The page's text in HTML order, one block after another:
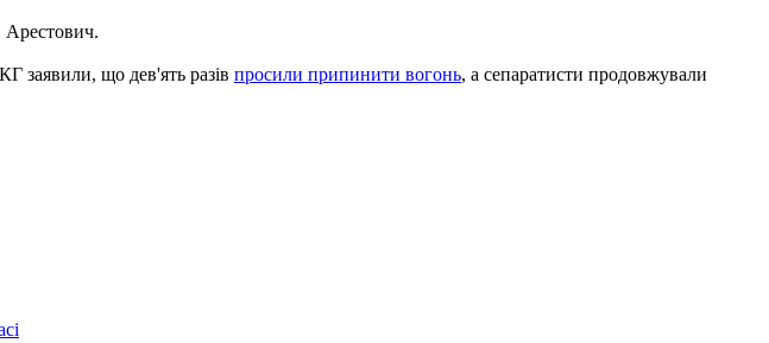
заявили, що дев'ять разів просили припинити вогонь, а сепаратисти продовжували